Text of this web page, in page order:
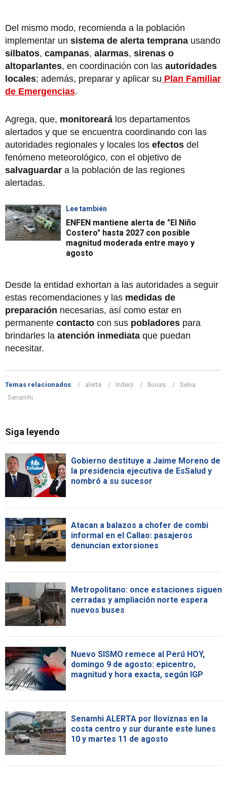
Del mismo modo, recomienda a la población
implementar un sistema de alerta temprana usando
silbatos, campanas, alarmas, sirenas o
altoparlantes, en coordinación con las autoridades
locales; además, preparar y aplicar su Plan Familiar
de Emergencias.
Agrega, que, monitoreará los departamentos
alertados y que se encuentra coordinando con las
autoridades regionales y locales los efectos del
fenómeno meteorológico, con el objetivo de
salvaguardar a la población de las regiones
alertadas.
Lee también
ENFEN mantiene alerta de "El Niño
Costero" hasta 2027 con posible
magnitud moderada entre mayo y
agosto
Desde la entidad exhortan a las autoridades a seguir
estas recomendaciones y las medidas de
preparación necesarias, así como estar en
permanente contacto con sus pobladores para
brindarles la atención inmediata que puedan
necesitar.
Temas relacionados alerta Indeci lluvias
Selva
Senamhi
Siga leyendo
Gobierno destituye a Jaime Moreno de
la presidencia ejecutiva de EsSalud y
nombró a su sucesor
Atacan a balazos a chofer de combi
informal en el Callao: pasajeros
denuncian extorsiones
Metropolitano: once estaciones siguen
cerradas y ampliación norte espera
nuevos buses
Nuevo SISMO remece al Perú HOY,
domingo 9 de agosto: epicentro,
magnitud y hora exacta, según IGP
Senamhi ALERTA por lloviznas en la
costa centro y sur durante este lunes
10 y martes 11 de agosto